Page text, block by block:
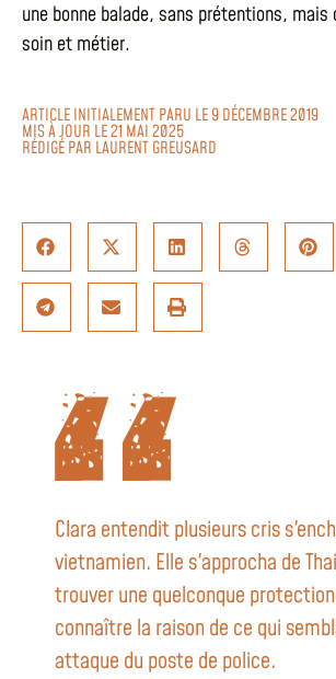
une bonne balade, sans prétentions,
soin et métier.
ARTICLE INITIALEMENT PARU LE 9 DÉCEMBRE 2019
MIS À JOUR LE 21 MAI 2025
RÉDIGÉ PAR LAURENT GREUSARD
Clara entendit plusieurs cris
vietnamien. Elle s'approcha de
trouver une quelconque
connaître la raison de ce qui
attaque du poste de police.